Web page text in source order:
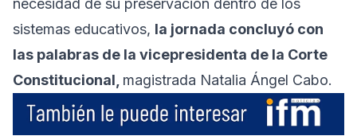
necesidad de su preservación dentro de los
sistemas educativos, la jornada concluyó con
las palabras de la vicepresidenta de la Corte
Constitucional, magistrada Natalia Ángel Cabo.